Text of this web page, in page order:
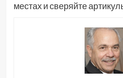
местах и сверяйте